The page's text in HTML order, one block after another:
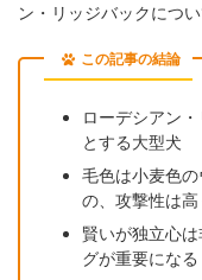
ン・リッジバックにつ
この記事の結論
ローデシアン
とする大型犬
毛色は小麦色
の、攻撃性は
賢いが独立心
グが重要になる